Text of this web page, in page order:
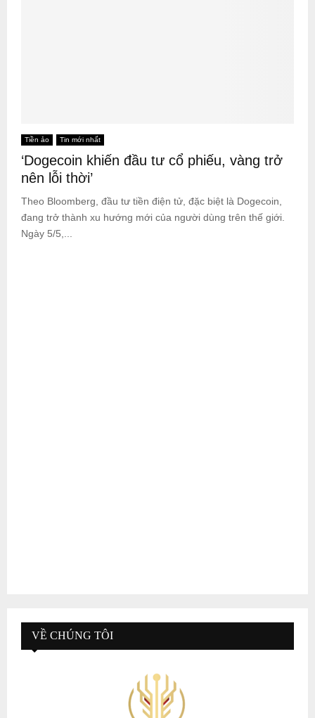
Tiền ảo Tin mới nhất
‘Dogecoin khiến đầu tư cổ phiếu, vàng trở
nên lỗi thời’
Theo Bloomberg, đầu tư tiền điện tử, đặc biệt là Dogecoin,
đang trở thành xu hướng mới của người dùng trên thế giới.
Ngày 5/5,...
VỀ CHÚNG TÔI